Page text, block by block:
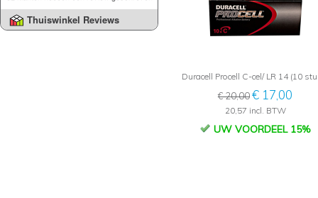
Thuiswinkel Reviews
Duracell Procell C-cel/ LR 14 (10
€ 20,00€ 17,00
20,57 incl. BTW
UW VOORDEEL 15%